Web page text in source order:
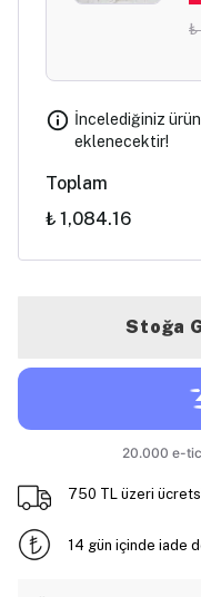
₺
İncelediğiniz
eklenecektir!
Toplam
₺ 1,084.16
Stoğa
750 TL üzeri
14 gün içinde iade